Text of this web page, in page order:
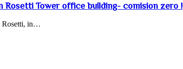
Rosetti Tower office building- comision zero !
Rosetti, in…